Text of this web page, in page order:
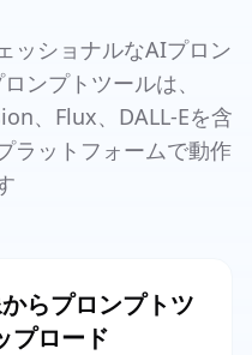
ッショナルなAIプロン
ンプトツールは、
、Flux、DALL-Eを含
ラットフォームで動作
らプロンプトツ
プロード